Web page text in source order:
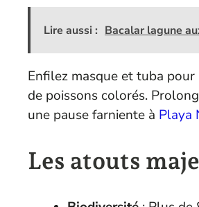
Lire aussi : Bacalar lagune
Enfilez masque et tuba
de poissons colorés.
une pause farniente à Playa
Les atouts